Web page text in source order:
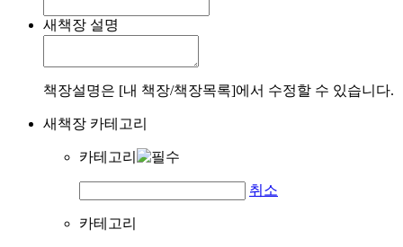
새책장 설명
책장설명은 [내 책장/책장목록]에서 수정할 수 있습니다.
새책장 카테고리
카테고리
취소
카테고리